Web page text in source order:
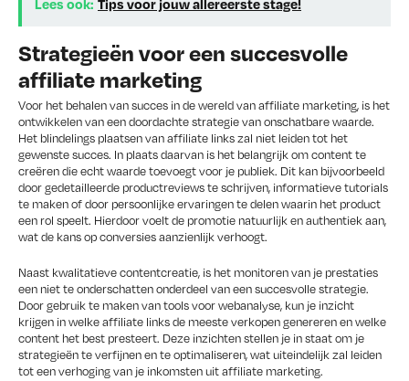
Lees ook: Tips voor jouw allereerste stage!
Strategieën voor een succesvolle
affiliate marketing
Voor het behalen van succes in de wereld van affiliate marketing, is het
ontwikkelen van een doordachte strategie van onschatbare waarde.
Het blindelings plaatsen van affiliate links zal niet leiden tot het
gewenste succes. In plaats daarvan is het belangrijk om content te
creëren die echt waarde toevoegt voor je publiek. Dit kan bijvoorbeeld
door gedetailleerde productreviews te schrijven, informatieve tutorials
te maken of door persoonlijke ervaringen te delen waarin het product
een rol speelt. Hierdoor voelt de promotie natuurlijk en authentiek aan,
wat de kans op conversies aanzienlijk verhoogt.
Naast kwalitatieve contentcreatie, is het monitoren van je prestaties
een niet te onderschatten onderdeel van een succesvolle strategie.
Door gebruik te maken van tools voor webanalyse, kun je inzicht
krijgen in welke affiliate links de meeste verkopen genereren en welke
content het best presteert. Deze inzichten stellen je in staat om je
strategieën te verfijnen en te optimaliseren, wat uiteindelijk zal leiden
tot een verhoging van je inkomsten uit affiliate marketing.